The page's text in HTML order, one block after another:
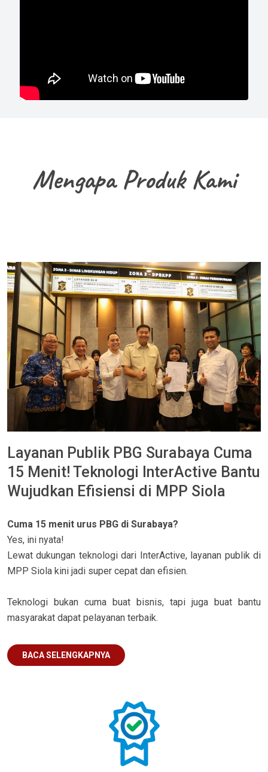
Mengapa Produk Kami
Layanan Publik PBG Surabaya Cuma
15 Menit! Teknologi InterActive Bantu
Wujudkan Efisiensi di MPP Siola
Cuma 15 menit urus PBG di Surabaya?
Yes, ini nyata!
Lewat dukungan teknologi dari InterActive, layanan publik di
MPP Siola kini jadi super cepat dan efisien.
Teknologi bukan cuma buat bisnis, tapi juga buat bantu
masyarakat dapat pelayanan terbaik.
BACA SELENGKAPNYA